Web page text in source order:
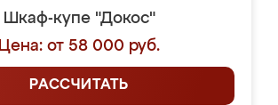
Шкаф-купе "Докос"
Цена: от 58 000 руб.
РАССЧИТАТЬ